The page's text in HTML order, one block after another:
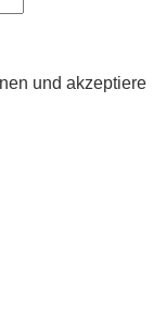
und akzeptiere